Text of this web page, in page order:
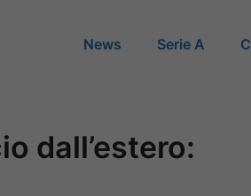
News Serie A
dall’estero: